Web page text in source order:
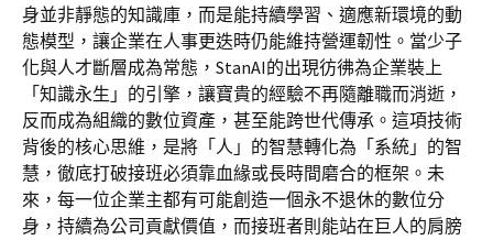
身並非靜態的知識庫，而是能持續學習、適應新環境的動
態模型，讓企業在人事更迭時仍能維持營運韌性。當少子
化與人才斷層成為常態，StanAI的出現彷彿為企業裝上
「知識永生」的引擎，讓寶貴的經驗不再隨離職而消逝，
反而成為組織的數位資產，甚至能跨世代傳承。這項技術
背後的核心思維，是將「人」的智慧轉化為「系統」的智
慧，徹底打破接班必須靠血緣或長時間磨合的框架。未
來，每一位企業主都有可能創造一個永不退休的數位分
身，持續為公司貢獻價值，而接班者則能站在巨人的肩膀